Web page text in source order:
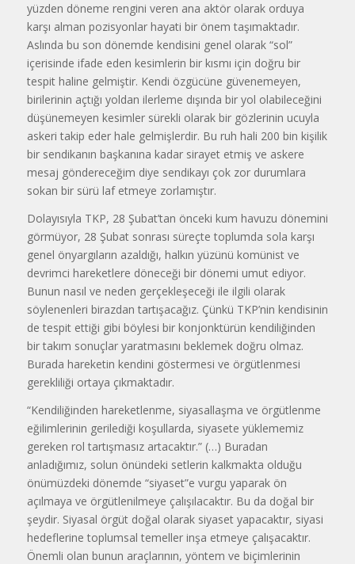
yüzden döneme rengini veren ana aktör olarak orduya
karşı alman pozisyonlar hayati bir önem taşımaktadır.
Aslında bu son dönemde kendisini genel olarak “sol”
içerisinde ifade eden kesimlerin bir kısmı için doğru bir
tespit haline gelmiştir. Kendi özgücüne güvenemeyen,
birilerinin açtığı yoldan ilerleme dışında bir yol olabileceğini
düşünemeyen kesimler sürekli olarak bir gözlerinin ucuyla
askeri takip eder hale gelmişlerdir. Bu ruh hali 200 bin kişilik
bir sendikanın başkanına kadar sirayet etmiş ve askere
mesaj göndereceğim diye sendikayı çok zor durumlara
sokan bir sürü laf etmeye zorlamıştır.
Dolayısıyla TKP, 28 Şubat’tan önceki kum havuzu dönemini
görmüyor, 28 Şubat sonrası süreçte toplumda sola karşı
genel önyargıların azaldığı, halkın yüzünü komünist ve
devrimci hareketlere döneceği bir dönemi umut ediyor.
Bunun nasıl ve neden gerçekleşeceği ile ilgili olarak
söylenenleri birazdan tartışacağız. Çünkü TKP’nin kendisinin
de tespit ettiği gibi böylesi bir konjonktürün kendiliğinden
bir takım sonuçlar yaratmasını beklemek doğru olmaz.
Burada hareketin kendini göstermesi ve örgütlenmesi
gerekliliği ortaya çıkmaktadır.
“Kendiliğinden hareketlenme, siyasallaşma ve örgütlenme
eğilimlerinin gerilediği koşullarda, siyasete yüklememiz
gereken rol tartışmasız artacaktır.” (…) Buradan
anladığımız, solun önündeki setlerin kalkmakta olduğu
önümüzdeki dönemde “siyaset”e vurgu yaparak ön
açılmaya ve örgütlenilmeye çalışılacaktır. Bu da doğal bir
şeydir. Siyasal örgüt doğal olarak siyaset yapacaktır, siyasi
hedeflerine toplumsal temeller inşa etmeye çalışacaktır.
Önemli olan bunun araçlarının, yöntem ve biçimlerinin